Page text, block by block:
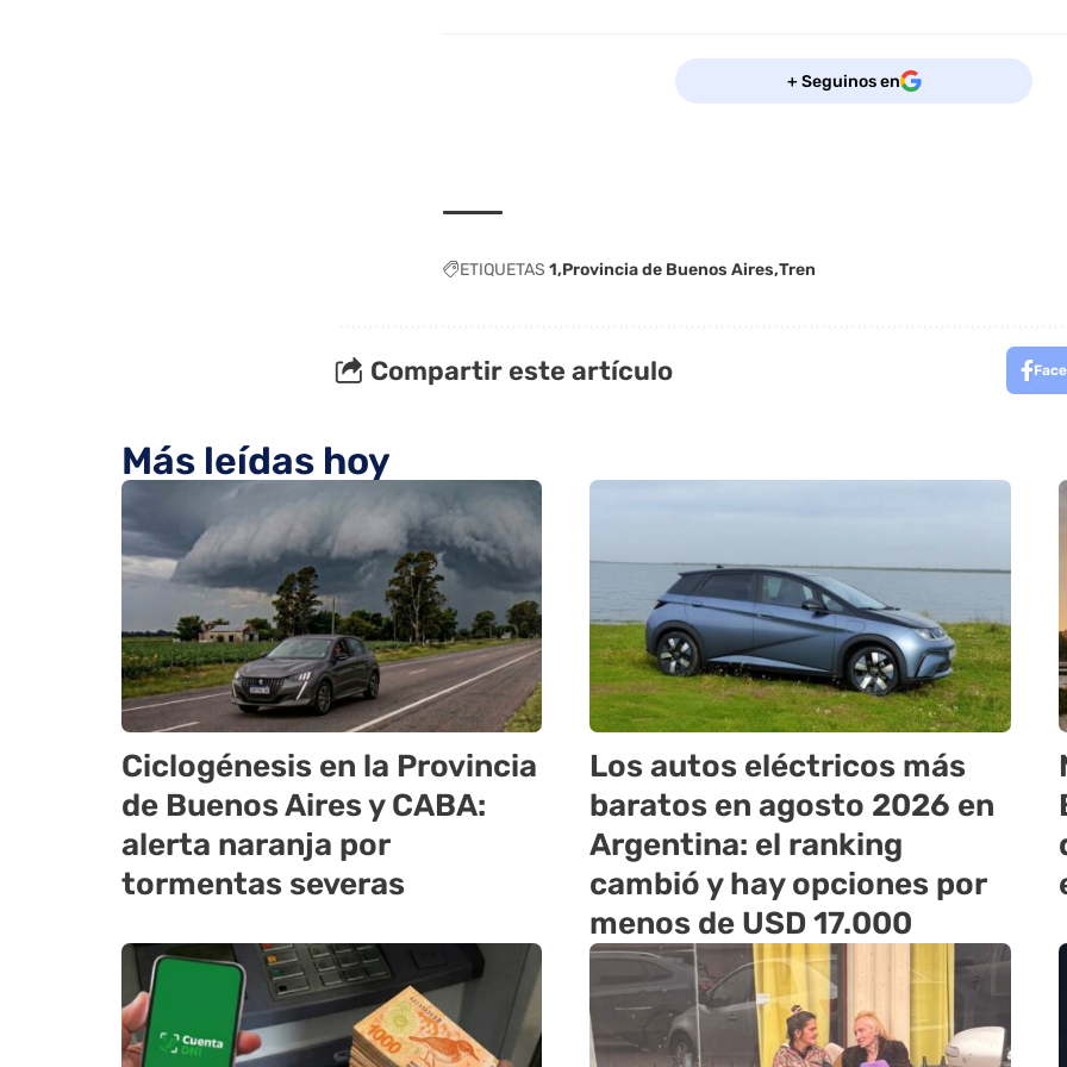
+ Seguinos en
ETIQUETAS 1 Provincia de Buenos Aires Tren
Compartir este artículo
Más leídas hoy
Ciclogénesis en la Provincia
de Buenos Aires y CABA:
alerta naranja por
tormentas severas
Los autos eléctricos más
baratos en agosto 2026 en
Argentina: el ranking
cambió y hay opciones por
menos de USD 17.000